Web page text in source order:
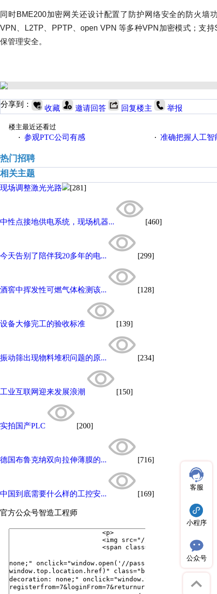
同时BME200加密网关还设计配置了防护网络安全的防火墙
VPN、L2TP、PPTP、open VPN 等多种VPN加密模式；支
保管理安全。
分享到： 收藏 邀请回答 回复楼主 举报
楼主最近还看过
· 参观PTC公司有感 · 准确把握人工
热门招聘
相关主题
现场调整激光光路 [281]
中性点接地供电系统，现场机器... [460]
今天告别了陪伴我20多年的电... [299]
酒窖中挥发性可燃气体检测该... [128]
设备大修完工的验收标准 [139]
振动筛出现物料堆积问题的原... [234]
工业互联网迎来发展浪潮 [150]
实拍国产PLC [200]
德国布鲁克纳双向拉伸薄膜的... [716]
中国到底需要什么样的工控安... [169]
官方公众号智造工程师
客服
小程序
公众号